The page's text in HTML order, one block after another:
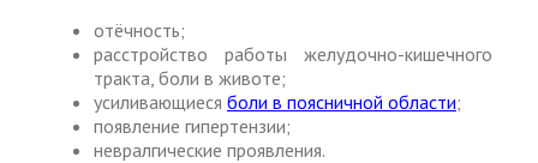
отёчность;
расстройство работы желудочно-кишечного
тракта, боли в животе;
усиливающиеся боли в поясничной области;
появление гипертензии;
невралгические проявления.